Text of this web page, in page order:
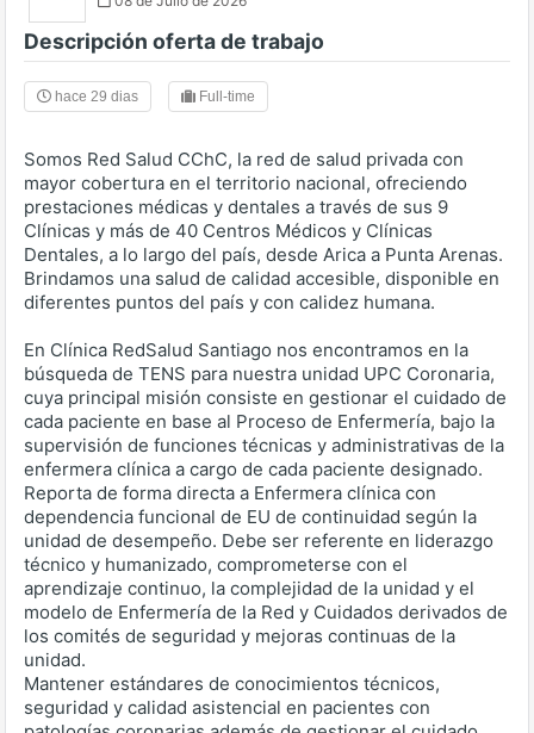
Descripción oferta de trabajo
hace 29 dias Full-time
Somos Red Salud CChC, la red de salud privada con
mayor cobertura en el territorio nacional, ofreciendo
prestaciones médicas y dentales a través de sus 9
Clínicas y más de 40 Centros Médicos y Clínicas
Dentales, a lo largo del país, desde Arica a Punta Arenas.
Brindamos una salud de calidad accesible, disponible en
diferentes puntos del país y con calidez humana.
En Clínica RedSalud Santiago nos encontramos en la
búsqueda de TENS para nuestra unidad UPC Coronaria,
cuya principal misión consiste en gestionar el cuidado de
cada paciente en base al Proceso de Enfermería, bajo la
supervisión de funciones técnicas y administrativas de la
enfermera clínica a cargo de cada paciente designado.
Reporta de forma directa a Enfermera clínica con
dependencia funcional de EU de continuidad según la
unidad de desempeño. Debe ser referente en liderazgo
técnico y humanizado, comprometerse con el
aprendizaje continuo, la complejidad de la unidad y el
modelo de Enfermería de la Red y Cuidados derivados de
los comités de seguridad y mejoras continuas de la
unidad.
Mantener estándares de conocimientos técnicos,
seguridad y calidad asistencial en pacientes con